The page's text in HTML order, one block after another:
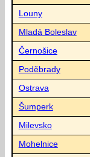
Louny
Mladá Boleslav
Černošice
Poděbrady
Ostrava
Šumperk
Milevsko
Mohelnice